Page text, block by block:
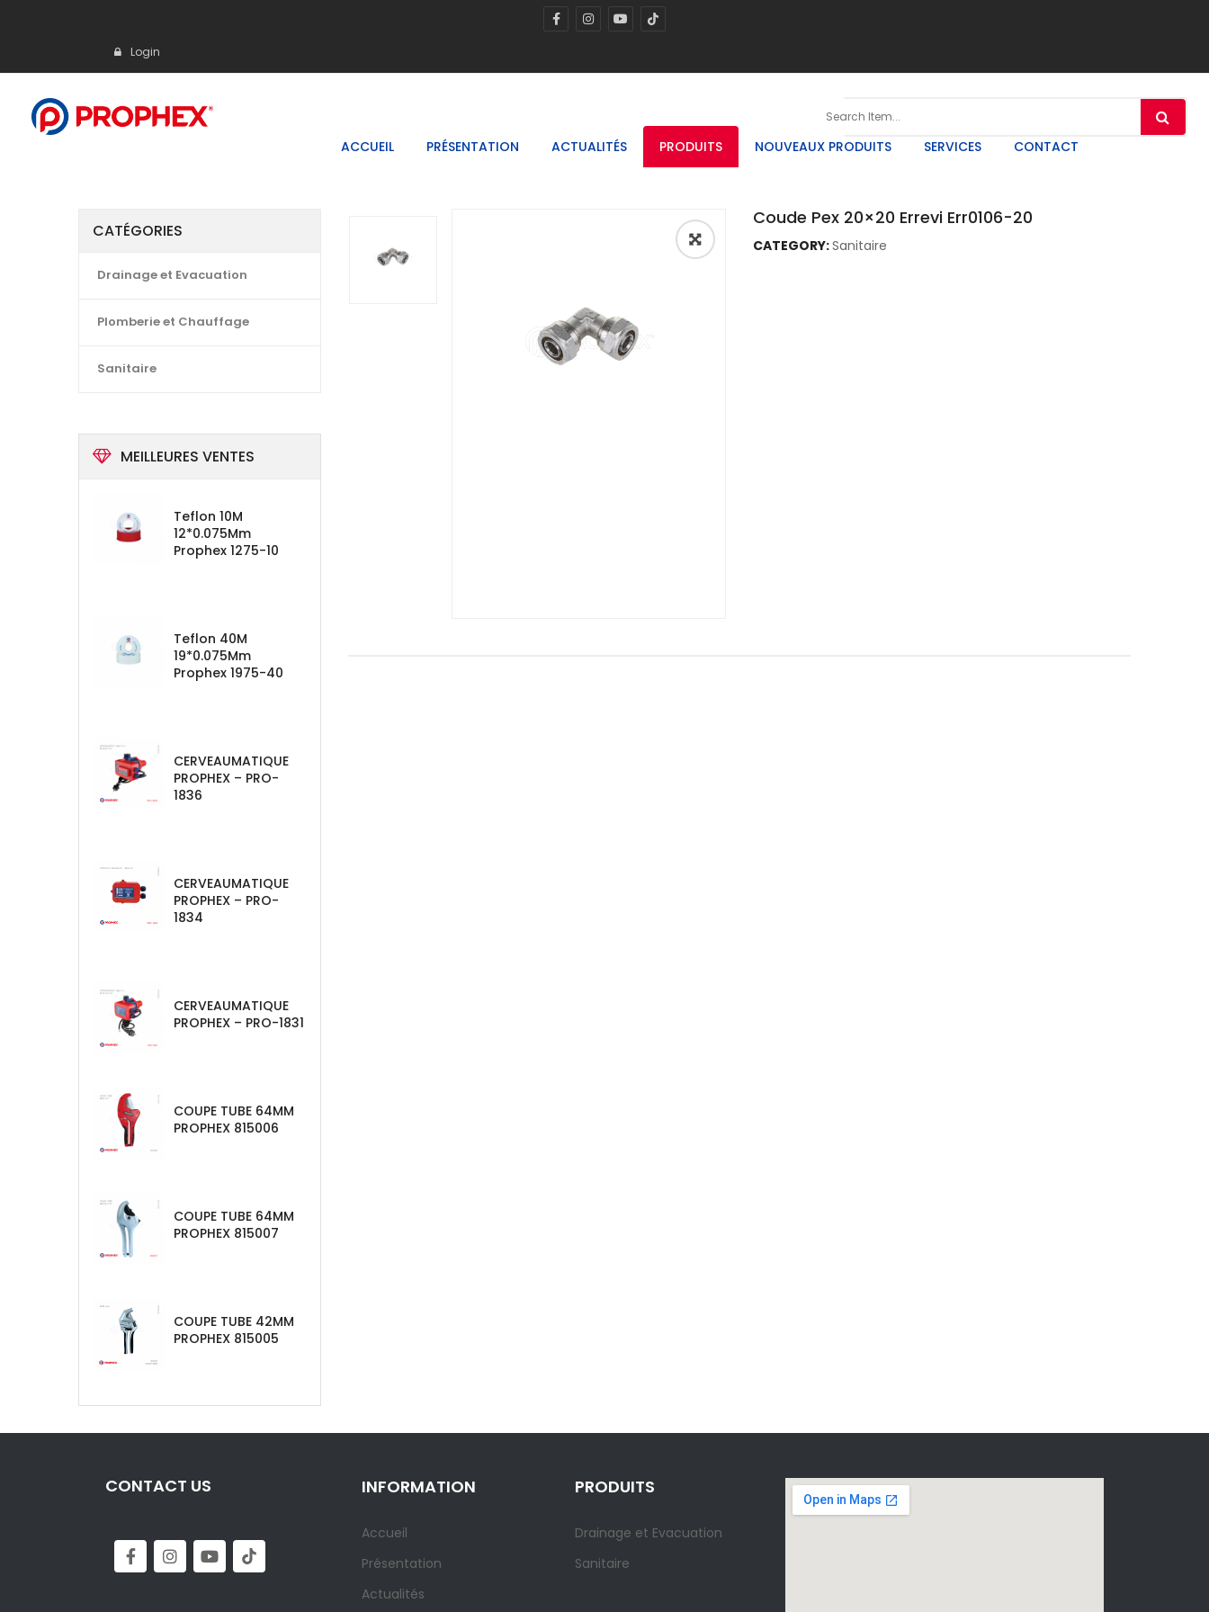
Login
ACCUEIL PRÉSENTATION ACTUALITÉS PRODUITS NOUVEAUX PRODUITS SERVICES CONTACT
CATÉGORIES
Drainage et Evacuation
Plomberie et Chauffage
Sanitaire
MEILLEURES VENTES
Teflon 10M
12*0.075Mm
Prophex 1275-10
Teflon 40M
19*0.075Mm
Prophex 1975-40
CERVEAUMATIQUE
PROPHEX – PRO-
1836
CERVEAUMATIQUE
PROPHEX – PRO-
1834
CERVEAUMATIQUE
PROPHEX – PRO-1831
COUPE TUBE 64MM
PROPHEX 815006
COUPE TUBE 64MM
PROPHEX 815007
COUPE TUBE 42MM
PROPHEX 815005
🔍
Coude Pex 20×20 Errevi Err0106-20
CATEGORY:Sanitaire
CONTACT US INFORMATION
Accueil
Présentation
Actualités
PRODUITS
Drainage et Evacuation
Sanitaire